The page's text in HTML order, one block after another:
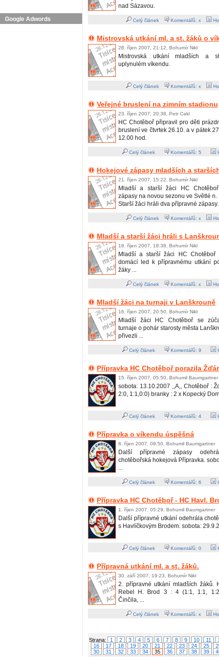
Google Adwords
nad Sázavou.
Celý článek Komentářů: x
Mistrovská utkání ml. a st. žáků o
28. říjen 2007, 21:12, Bohumír Nikl
Mistrovská utkání mladších a
uplynulém víkendu.
Celý článek Komentářů: x
Veřejné bruslení na zimním stadionu
23. říjen 2007, 20:38, Petr Cakl
HC Chotěboř připravil pro děti
bruslení ve čtvrtek 26.10. a v pátek
12.00 hod.
Celý článek Komentářů: 5
Hokejové zápasy mladších a
21. říjen 2007, 15:22, Bohumír Nikl
Mladší a starší žáci HC
zápasy na novou sezonu ve Světlé n.
Starší žáci hráli dva přípravné zápasy.
Celý článek Komentářů: x
Mladší a starší žáci hráli s
18. říjen 2007, 18:38, Bohumír Nikl
Mladší a starší žáci HC Chotěboř
domácí led k přípravnému utkání
žáky ...
Celý článek Komentářů: x
Mladší žáci na turnaji v Lanškrouně
16. říjen 2007, 20:50, Bohumír Nikl
Mladší žáci HC Chotěboř se
turnaje o pohár starosty města
přivezli ...
Celý článek Komentářů: 9
Přípravka HC Chotěboř porazila
15. říjen 2007, 05:50, Bohumil Baumgartner
sobota: 13.10.2007 ,,A,, Chotěboř :
2:0, 1:1,0:0) branky : 2 x Kopecký
Celý článek Komentářů: 4
Přípravka o víkendu úspěšná
8. říjen 2007, 09:50, Bohumil Baumgartner
Další přípravné zápasy
chotěbořská hokejová Přípravka.
...
Celý článek Komentářů: 6
Přípravka HC Chotěboř - HC Havl.
1. říjen 2007, 05:29, Bohumil Baumgartner
Další přípravné utkání odehrála
s Havlíčkovým Brodem. sobota:
Celý článek Komentářů: 0
Přípravná utkání ml. a st. žáků.
30. září 2007, 19:23, Bohumír Nikl
2. přípravné utkání mladších žáků.
Rebel H. Brod 3 : 4 (1:1, 1:1,
Činčila, ...
Celý článek Komentářů: x
Strana: 1 2 3 4 5 6 7 8 9 10 11
16
17 18 19 20 21 22 23 24 25
30
31 32 33 34 35 36 37 38 39